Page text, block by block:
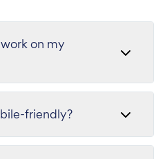
on my
friendly?